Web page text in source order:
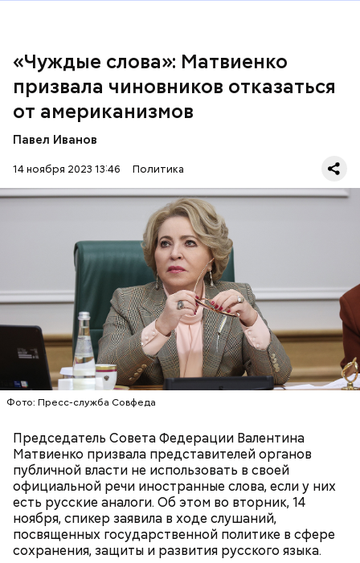
«Чуждые слова»: Матвиенко
призвала чиновников отказаться
от американизмов
Павел Иванов
14 ноября 2023 13:46 Политика
Фото: Пресс-служба Совфеда
Председатель Совета Федерации Валентина
Матвиенко призвала представителей органов
публичной власти не использовать в своей
официальной речи иностранные слова, если у них
есть русские аналоги. Об этом во вторник, 14
ноября, спикер заявила в ходе слушаний,
посвященных государственной политике в сфере
сохранения, защиты и развития русского языка.
— Чуждые слова используются в официальной
речи без надобности при наличии устоявшихся
русских соответствий, — заявила Матвиенко.
РУССКИЙ ЯЗЫК
ЧИНОВНИКИ
ВАЛЕНТИНА МАТВИЕНКО